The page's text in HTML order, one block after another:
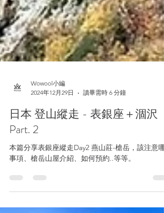
2024年12月29日
讀畢需時 6 分鐘
日本 登山縱走 - 表銀座＋涸沢
Part. 2
事項、槍岳山屋介紹、如何預約..等等。